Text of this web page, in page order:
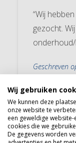
“Wij
gezocht.
Geschreven
Van
Wij gebruiken
We kunnen deze
onze website te
een geweldige
cookies die we
De gegevens worden